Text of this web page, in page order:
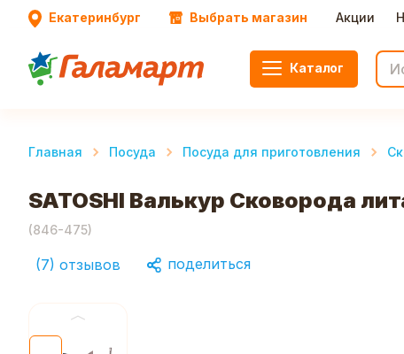
Екатеринбург Выбрать магазин Акции
Каталог
Главная Посуда Посуда для приготовления
SATOSHI Валькур Сковорода
(846-475)
(7) отзывов поделиться